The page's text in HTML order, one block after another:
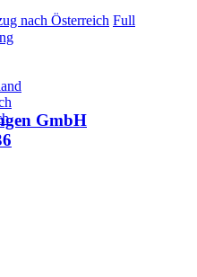
nach Österreich Full
GmbH